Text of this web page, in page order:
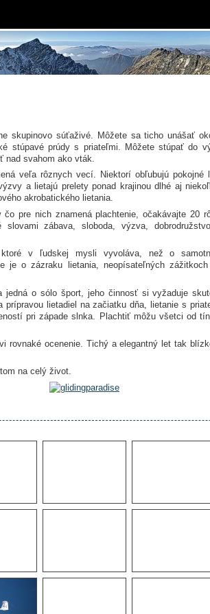
skupinovo súťaživé. Môžete sa ticho unášať
stúpavé prúdy s priateľmi. Môžete stúpať do
svahom ako vták.
veľa rôznych vecí. Niektorí obľubujú
a lietajú prelety ponad krajinou dlhé aj
akrobatického lietania.
pre nich znamená plachtenie, očakávajte 20
zábava, sloboda, výzva,
v ľudskej mysli vyvoláva, než o
je o zázraku lietania, neopísateľných
jedná o sólo šport, jeho činnosť si vyžaduje
lietadiel na začiatku dňa, lietanie s
pri západe slnka. Plachtiť môžu všetci od
rovnaké ocenenie. Tichý a elegantný let tak
na celý život.